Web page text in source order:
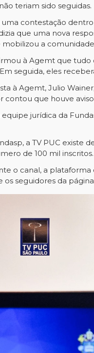
teriam sido seguidas.
contestação
que uma nova
mobilizou a
à Agemt que
seguida, eles
à Agemt, Julio
contou que houve
equipe jurídica da
a TV PUC existe
de 100 mil inscritos.
o canal, a plataforma
seguidores da